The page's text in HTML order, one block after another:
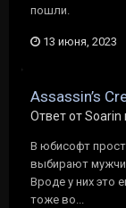
пошли.
13 июня, 2023
Assassin’s
Ответ от Soarin
В юбисофт
выбирают
Вроде у них это
тоже во...